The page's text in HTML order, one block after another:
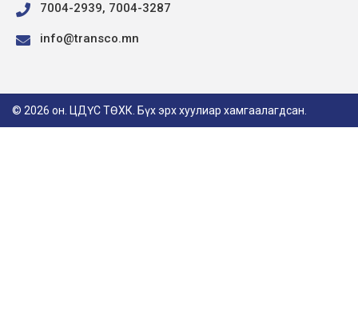
7004-2939, 7004-3287
info@transco.mn
© 2026 он. ЦДҮС ТӨХК. Бүх эрх хуулиар хамгаалагдсан.